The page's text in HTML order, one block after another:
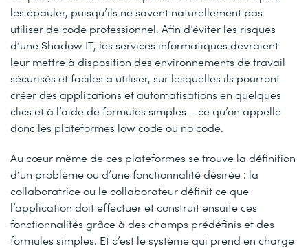
les épauler, puisqu’ils ne savent naturellement pas
utiliser de code professionnel. Afin d’éviter les risques
d’une Shadow IT, les services informatiques devraient
leur mettre à disposition des environnements de travail
sécurisés et faciles à utiliser, sur lesquelles ils pourront
créer des applications et automatisations en quelques
clics et à l’aide de formules simples – ce qu’on appelle
donc les plateformes low code ou no code.
Au cœur même de ces plateformes se trouve la définition
d’un problème ou d’une fonctionnalité désirée : la
collaboratrice ou le collaborateur définit ce que
l’application doit effectuer et construit ensuite ces
fonctionnalités grâce à des champs prédéfinis et des
formules simples. Et c’est le système qui prend en charge